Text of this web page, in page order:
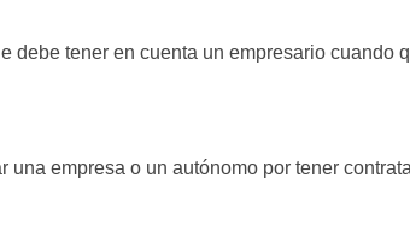
tener en cuenta un empresario cuando
empresa o un autónomo por tener